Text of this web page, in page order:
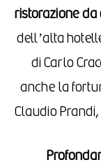
ristorazione da
dell’alta
di Carlo
anche la
Claudio